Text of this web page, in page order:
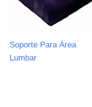
Soporte Para Área
Lumbar